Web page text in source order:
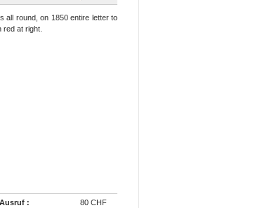
all round, on 1850 entire letter to
at right.
Ausruf : 80 CHF